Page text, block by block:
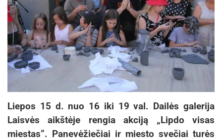
Liepos 15 d. nuo 16 iki 19 val. Dailės galerija
Laisvės aikštėje rengia akciją „Lipdo visas
miestas“. Panevėžiečiai ir miesto svečiai turės